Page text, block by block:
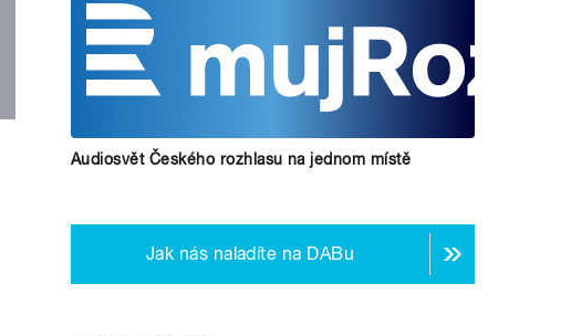
Audiosvět Českého rozhlasu na jednom místě
Jak nás naladíte na DABu